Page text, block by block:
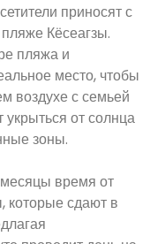
приносят с
Кёсеагзы.
пляжа и
место, чтобы
воздухе с семьей
укрыться от солнца
зоны.
время от
которые сдают в